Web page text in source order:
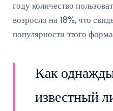
году количество
возросло на 18%, что
популярности этого
Как
известный